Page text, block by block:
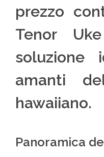
prezzo
Tenor
soluzione
amanti
hawaiiano.
Panoramica